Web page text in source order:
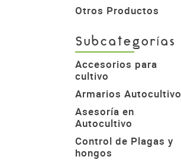
Otros Productos
Subcategorías
Accesorios para
cultivo
Armarios Autocultivo
Asesoría en
Autocultivo
Control de Plagas y
hongos